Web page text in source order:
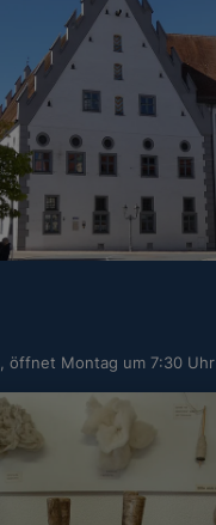
, öffnet Montag um 7:30 Uhr